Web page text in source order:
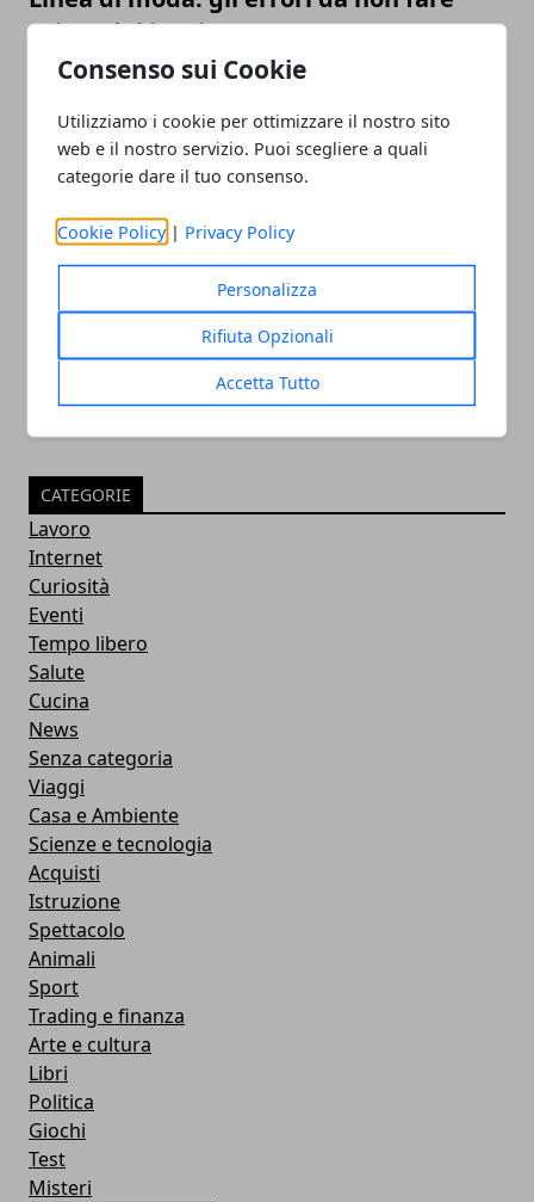
Consenso sui Cookie
Utilizziamo i cookie per ottimizzare il nostro sito
web e il nostro servizio. Puoi scegliere a quali
categorie dare il tuo consenso.
Cookie Policy | Privacy Policy
Personalizza
Rifiuta Opzionali
Accetta Tutto
prima del lancio
SEO per e-commerce: i consigli per
gestirla al meglio
CATEGORIE
Lavoro
Internet
Curiosità
Eventi
Tempo libero
Salute
Cucina
News
Senza categoria
Viaggi
Casa e Ambiente
Scienze e tecnologia
Acquisti
Istruzione
Spettacolo
Animali
Sport
Trading e finanza
Arte e cultura
Libri
Politica
Giochi
Test
Misteri